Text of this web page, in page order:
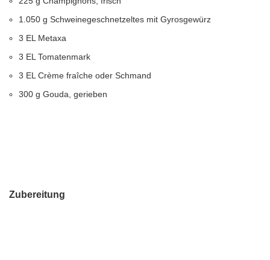
1.050 g Schweinegeschnetzeltes mit Gyrosgewürz
3 EL Metaxa
3 EL Tomatenmark
3 EL Crème fraîche oder Schmand
300 g Gouda, gerieben
Zubereitung